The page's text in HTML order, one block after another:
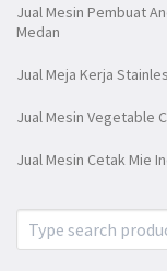
Jual Mesin Pembuat
Medan
Jual Meja Kerja
Jual Mesin Vegetable
Jual Mesin Cetak Mie